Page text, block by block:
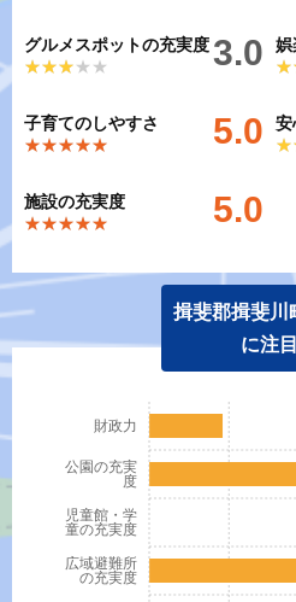
グルメスポットの充実度
★★★★★
★★★★★ 3.0
娯
子育てのしやすさ
★★★★★
★★★★★ 5.0
安
施設の充実度
★★★★★
★★★★★ 5.0
揖斐郡揖斐
に注目
広域避難所
の充実度
児童館・学
童の充実度
公園の充実
度
財政力